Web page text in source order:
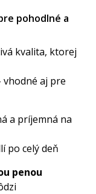
pohodlné a
kvalita, ktorej
aj pre
a príjemná na
po celý deň
penou